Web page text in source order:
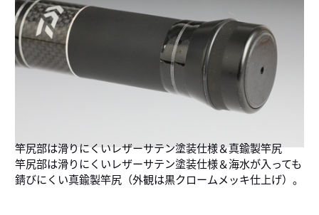
竿尻部は滑りにくいレザーサテン塗装仕様＆真鍮製竿尻
竿尻部は滑りにくいレザーサテン塗装仕様＆海水が入っても
錆びにくい真鍮製竿尻（外観は黒クロームメッキ仕上げ）。